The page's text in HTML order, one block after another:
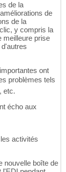
de la
de
de la
y compris la
meilleure prise
ont
problèmes tels
etc.
écho aux
activités
nouvelle boîte de